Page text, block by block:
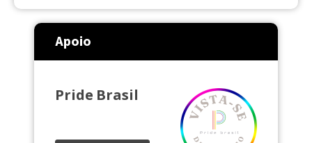
formato de relação, que se constitui em várias
categorias, têm ganhado notoriedade e cada vez
mais adeptos no Brasil. Segundo dados divulgados
pela plataforma Ashley Madison, voltada […]
Apoio
Pride Brasil